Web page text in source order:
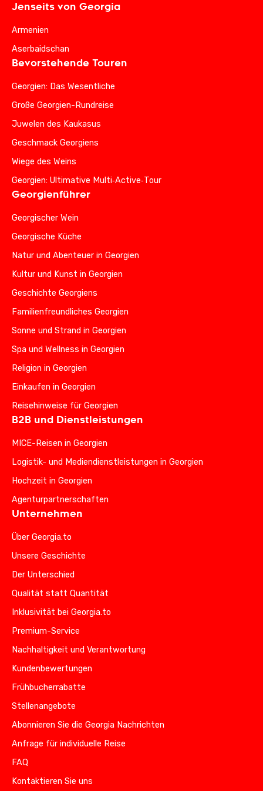
Jenseits von Georgia
Armenien
Aserbaidschan
Bevorstehende Touren
Georgien: Das Wesentliche
Große Georgien-Rundreise
Juwelen des Kaukasus
Geschmack Georgiens
Wiege des Weins
Georgien: Ultimative Multi‑Active‑Tour
Georgienführer
Georgischer Wein
Georgische Küche
Natur und Abenteuer in Georgien
Kultur und Kunst in Georgien
Geschichte Georgiens
Familienfreundliches Georgien
Sonne und Strand in Georgien
Spa und Wellness in Georgien
Religion in Georgien
Einkaufen in Georgien
Reisehinweise für Georgien
B2B und Dienstleistungen
MICE-Reisen in Georgien
Logistik- und Mediendienstleistungen in Georgien
Hochzeit in Georgien
Agenturpartnerschaften
Unternehmen
Über Georgia.to
Unsere Geschichte
Der Unterschied
Qualität statt Quantität
Inklusivität bei Georgia.to
Premium-Service
Nachhaltigkeit und Verantwortung
Kundenbewertungen
Frühbucherrabatte
Stellenangebote
Abonnieren Sie die Georgia Nachrichten
Anfrage für individuelle Reise
FAQ
Kontaktieren Sie uns